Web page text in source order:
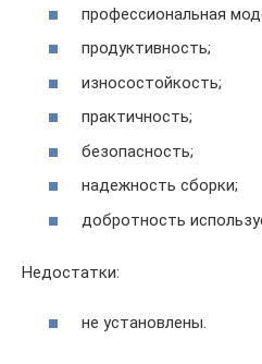
профессиональная
продуктивность;
износостойкость;
практичность;
безопасность;
надежность сборки;
добротность
Недостатки:
не установлены.